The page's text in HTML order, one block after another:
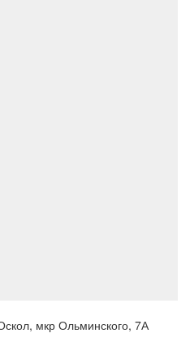
мкр Ольминского, 7А